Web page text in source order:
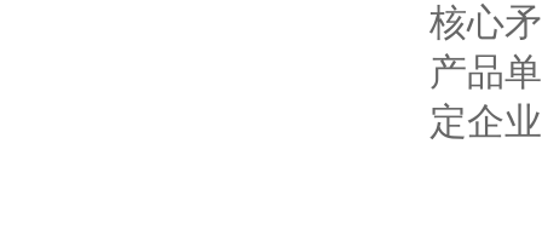
核心
产品
定企